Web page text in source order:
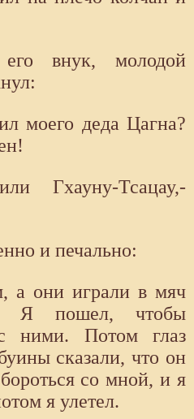
внук, молодой
моего деда Цагна?
Гхауну-Тсацау,-
и печально:
а они играли в мяч
Я пошел, чтобы
ними. Потом глаз
сказали, что он
со мной, и я
я улетел.